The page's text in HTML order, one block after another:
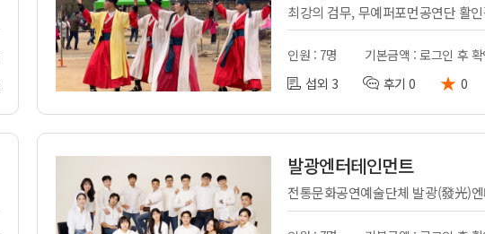
최강의 검무, 무예퍼포먼공연단 활
인원 : 7명
기본금액 : 로그인 후
섭외 3
후기 0 ★ 0
발광엔터테인먼트